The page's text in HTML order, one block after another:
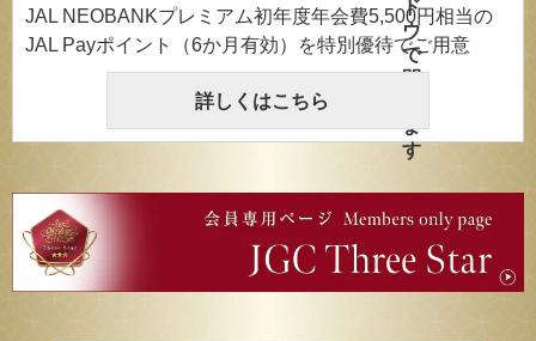
JAL NEOBANKプレミアム初年度年会費5,500円相当の
JAL Payポイント（6か月有効）を特別優待でご用意
詳しくはこちら